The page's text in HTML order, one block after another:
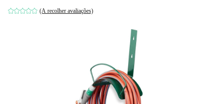
(A recolher avaliações)